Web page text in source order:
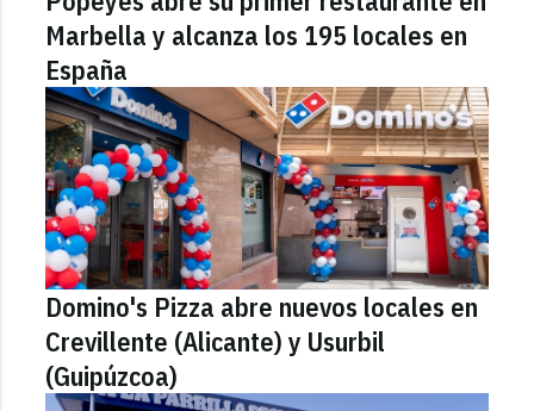
Marbella y alcanza los 195 locales en
España
Domino's Pizza abre nuevos locales en
Crevillente (Alicante) y Usurbil
(Guipúzcoa)